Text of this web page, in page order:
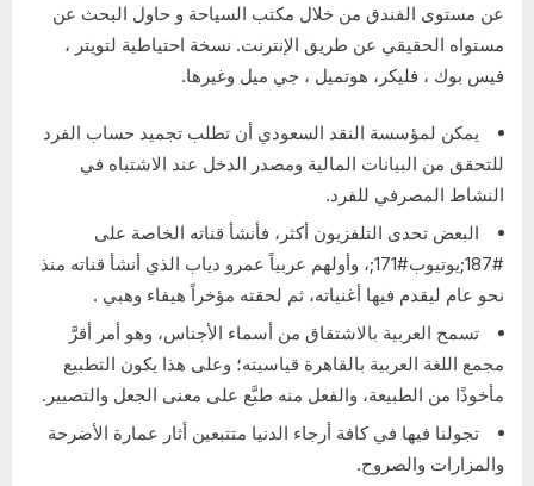
عن مستوى الفندق من خلال مكتب السياحة و حاول البحث عن
مستواه الحقيقي عن طريق الإنترنت. نسخة احتياطية لتويتر ،
فيس بوك ، فليكر، هوتميل ، جي ميل وغيرها.
يمكن لمؤسسة النقد السعودي أن تطلب تجميد حساب الفرد
للتحقق من البيانات المالية ومصدر الدخل عند الاشتباه في
النشاط المصرفي للفرد.
البعض تحدى التلفزيون أكثر، فأنشأ قناته الخاصة على
#187;يوتيوب#171;، وأولهم عربياً عمرو دياب الذي أنشأ قناته منذ
نحو عام ليقدم فيها أغنياته، ثم لحقته مؤخراً هيفاء وهبي .
تسمح العربية بالاشتقاق من أسماء الأجناس، وهو أمر أقرَّ
مجمع اللغة العربية بالقاهرة قياسيته؛ وعلى هذا يكون التطبيع
مأخوذًا من الطبيعة، والفعل منه طبَّع على معنى الجعل والتصيير.
تجولنا فيها في كافة أرجاء الدنيا متتبعين أثار عمارة الأضرحة
والمزارات والصروح.